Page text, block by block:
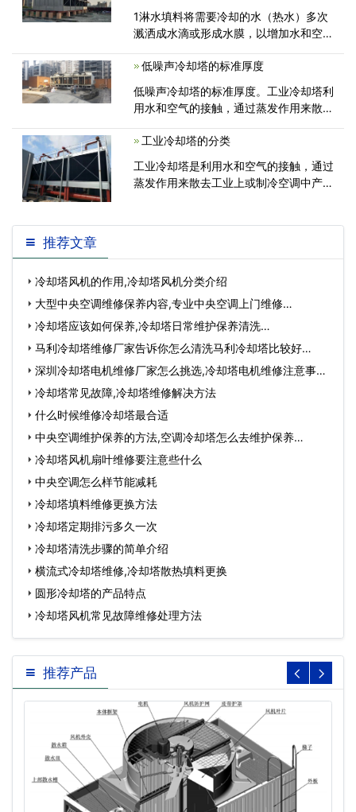
1淋水填料将需要冷却的水（热水）多次
溅洒成水滴或形成水膜，以增加水和空气
低噪声冷却塔的标准厚度
低噪声冷却塔的标准厚度。工业冷却塔利
用水和空气的接触，通过蒸发作用来散去
工业冷却塔的分类
工业冷却塔是利用水和空气的接触，通过
蒸发作用来散去工业上或制冷空调中产生
推荐文章
冷却塔风机的作用,冷却塔风机分类介绍
大型中央空调维修保养内容,专业中央空调上门维修…
冷却塔应该如何保养,冷却塔日常维护保养清洗…
马利冷却塔维修厂家告诉你怎么清洗马利冷却塔比较好…
深圳冷却塔电机维修厂家怎么挑选,冷却塔电机维修注意事
项…冷却塔常见故障,冷却塔维修解决方法
什么时候维修冷却塔最合适
中央空调维护保养的方法,空调冷却塔怎么去维护保养…
冷却塔风机扇叶维修要注意些什么
中央空调怎么样节能减耗
冷却塔填料维修更换方法
冷却塔定期排污多久一次
冷却塔清洗步骤的简单介绍
横流式冷却塔维修,冷却塔散热填料更换
圆形冷却塔的产品特点
冷却塔风机常见故障维修处理方法
推荐产品